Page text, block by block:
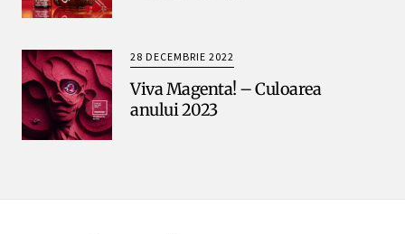
28 DECEMBRIE 2022
Viva Magenta! – Culoarea
anului 2023